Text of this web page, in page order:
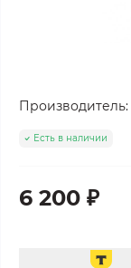
Производитель:
Есть в наличии
6 200 ₽